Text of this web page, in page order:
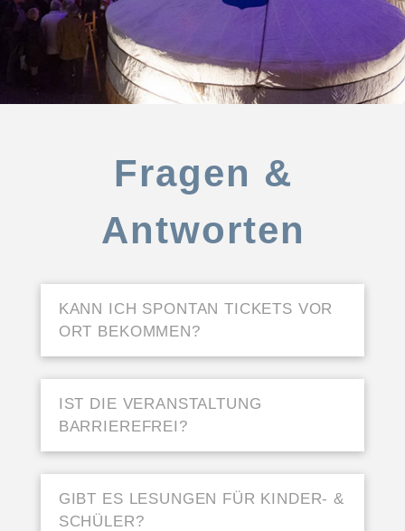
Fragen &
Antworten
KANN ICH SPONTAN TICKETS VOR
ORT BEKOMMEN?
IST DIE VERANSTALTUNG
BARRIEREFREI?
GIBT ES LESUNGEN FÜR KINDER- &
SCHÜLER?